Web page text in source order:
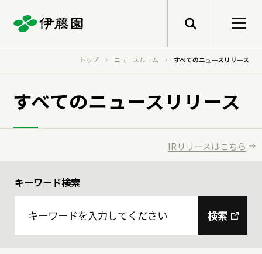
メニューを開く
企業情報
トップメッセージ
事業紹介
会社概要
サステナビリティ
トップメッセージ
基本的な考え方と推進体制
健康価値の創造
検索
トップ ニュースルーム すべてのニュースリリース
すべてのニュースリリース
IRリリースはこちら
キーワード検索
検索